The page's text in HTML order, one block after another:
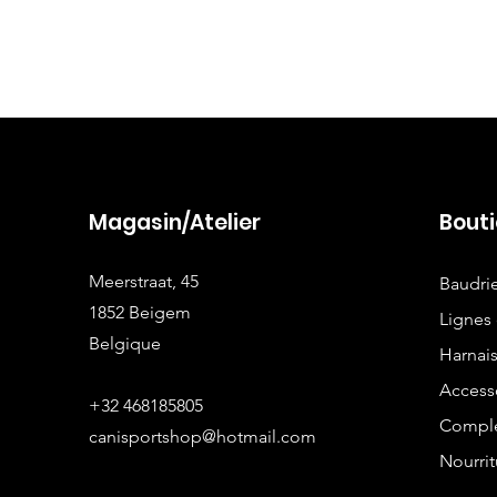
Magasin/Atelier
Meerstraat, 45
1852 Beigem
Belgique
+32 468185805
canisportshop@hotmail.com
Lignes